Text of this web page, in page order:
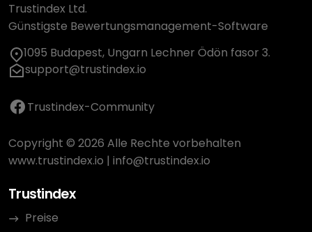
Trustindex Ltd.
Günstigste Bewertungsmanagement-Software
1095 Budapest, Ungarn Lechner Ödön fasor 3.
support@trustindex.io
Trustindex-Community
Copyright © 2026 Alle Rechte vorbehalten
www.trustindex.io | info@trustindex.io
Trustindex
Preise